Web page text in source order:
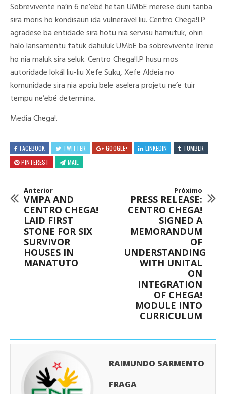
Sobrevivente na’in 6 ne’ebé hetan UMbE merese duni tanba
sira moris ho kondisaun ida vulneravel liu. Centro Chega!I.P
agradese ba entidade sira hotu nia servisu hamutuk, ohin
halo lansamentu fatuk dahuluk UMbE ba sobrevivente Irenie
ho nia maluk sira seluk. Centro Chega!I.P husu mos
autoridade lokál liu-liu Xefe Suku, Xefe Aldeia no
komunidade sira nia apoiu bele aselera projetu ne’e tuir
tempu ne’ebé determina.
Media Chega!.
FACEBOOK TWITTER GOOGLE+ LINKEDIN
TUMBLR
PINTEREST
MAIL
Anterior
VMPA AND
CENTRO CHEGA!
LAID FIRST
STONE FOR SIX
SURVIVOR
HOUSES IN
MANATUTO
Próximo
PRESS RELEASE:
CENTRO CHEGA!
SIGNED A
MEMORANDUM
OF
UNDERSTANDING
WITH UNITAL
ON
INTEGRATION
OF CHEGA!
MODULE INTO
CURRICULUM
RAIMUNDO SARMENTO
FRAGA